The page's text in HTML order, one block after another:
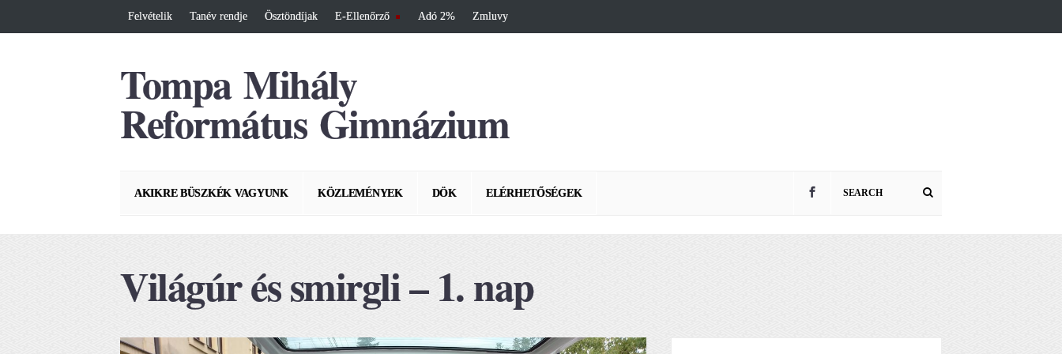
Felvételik Tanév rendje Ösztöndíjak E-Ellenőrző Adó 2% Zmluvy
Tompa Mihály
Református Gimnázium
AKIKRE BÜSZKÉK VAGYUNK KÖZLEMÉNYEK DÖK ELÉRHETŐSÉGEK
Világúr és smirgli – 1. nap